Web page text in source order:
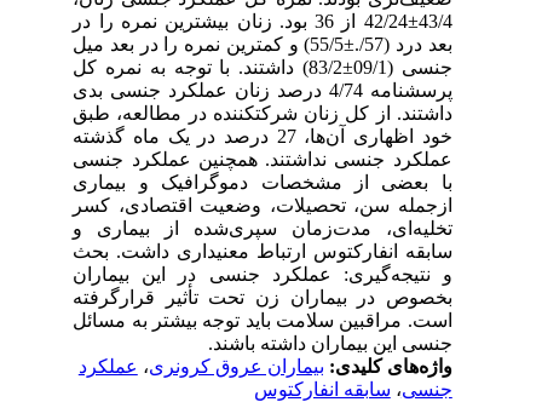
43/4±42/24 از 36 بود. زنان بیشترین نمره را در
بعد درد (57/.±55/5) و کمترین نمره را در بعد میل
جنسی (09/1±83/2) داشتند. با توجه به نمره کل
پرسشنامه 4/74 درصد زنان عملکرد جنسی بدی
داشتند. از کل زنان شرکت­کننده در مطالعه، طبق
خود اظهاری آن‌ها، 27 درصد در یک ماه گذشته
عملکرد جنسی نداشتند. همچنین عملکرد جنسی
با بعضی از مشخصات دموگرافیک و بیماری
ازجمله سن، تحصیلات، وضعیت اقتصادی، کسر
تخلیه‌ای، مدت‌زمان سپری‌شده از بیماری و
سابقه انفارکتوس ارتباط معنی­داری داشت. بحث
و نتیجه‌گیری: عملکرد جنسی در این بیماران
بخصوص در بیماران زن تحت تأثیر قرارگرفته
است. مراقبین سلامت باید توجه بیشتر به مسائل
جنسی این بیماران داشته باشند.
واژه‌های کلیدی:بیماران عروق کرونری،عملکرد
جنسی،سابقه انفارکتوس